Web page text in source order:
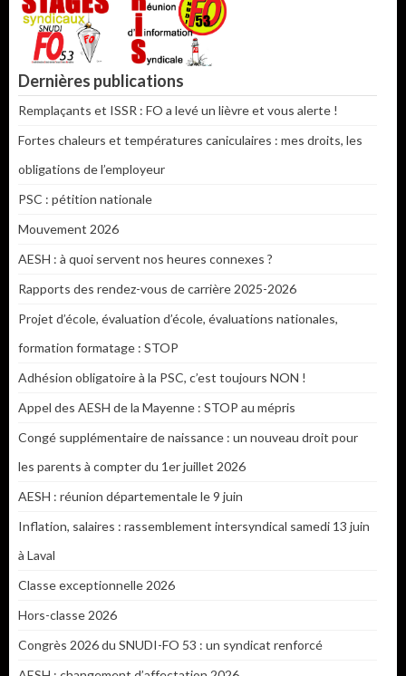
Dernières publications
Remplaçants et ISSR : FO a levé un lièvre et vous alerte !
Fortes chaleurs et températures caniculaires : mes droits, les
obligations de l’employeur
PSC : pétition nationale
Mouvement 2026
AESH : à quoi servent nos heures connexes ?
Rapports des rendez-vous de carrière 2025-2026
Projet d’école, évaluation d’école, évaluations nationales,
formation formatage : STOP
Adhésion obligatoire à la PSC, c’est toujours NON !
Appel des AESH de la Mayenne : STOP au mépris
Congé supplémentaire de naissance : un nouveau droit pour
les parents à compter du 1er juillet 2026
AESH : réunion départementale le 9 juin
Inflation, salaires : rassemblement intersyndical samedi 13 juin
à Laval
Classe exceptionnelle 2026
Hors-classe 2026
Congrès 2026 du SNUDI-FO 53 : un syndicat renforcé